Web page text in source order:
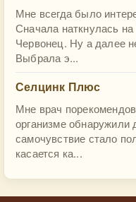
Мне всегда было
Сначала наткнулась
Червонец. Ну а далее
Выбрала э...
Селцинк Плюс
Мне врач
организме
самочувствие стало
касается ка...